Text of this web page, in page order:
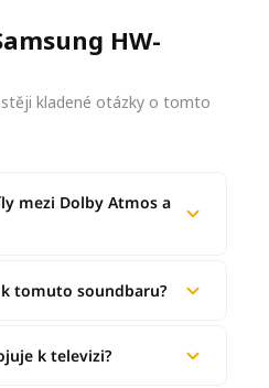
HW-
kladené otázky o tomto
mezi Dolby Atmos a
tomuto soundbaru?
k televizi?